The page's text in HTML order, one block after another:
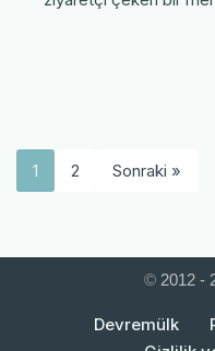
1 2 Sonraki »
© 2012 -
Devremülk